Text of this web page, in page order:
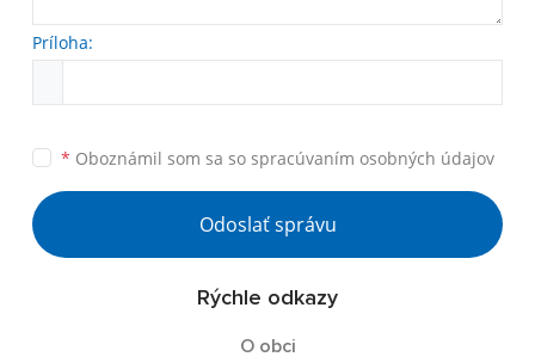
Príloha:
* Oboznámil som sa so spracúvaním osobných údajov
Odoslať správu
Rýchle odkazy
O obci